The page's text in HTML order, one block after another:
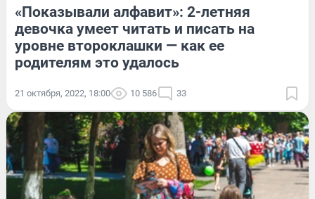
«Показывали алфавит»: 2-летняя
девочка умеет читать и писать на
уровне второклашки — как ее
родителям это удалось
21 октября, 2022, 18:00 10 586 33